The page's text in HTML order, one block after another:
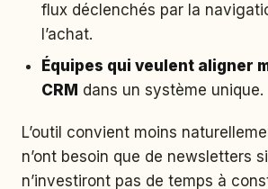
flux déclenchés par la
l’achat.
Équipes qui veulent aligner
CRM dans un système unique.
L’outil convient moins
n’ont besoin que de newsletters
n’investiront pas de temps à